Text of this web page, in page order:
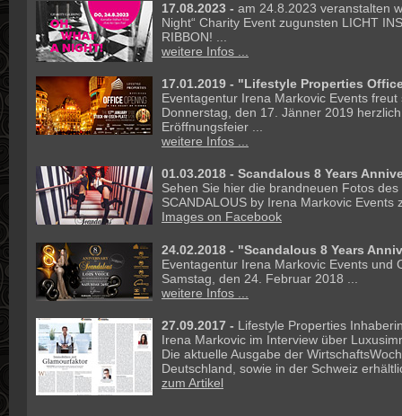
17.08.2023 - am 24.8.2023 veranstalten
Night“ Charity Event zugunsten LICHT
RIBBON! ...
weitere Infos ...
17.01.2019 - "Lifestyle Properties
Eventagentur Irena Markovic Events freut
Donnerstag, den 17. Jänner 2019
Eröffnungsfeier ...
weitere Infos ...
01.03.2018 - Scandalous 8 Years
Sehen Sie hier die brandneuen Fotos
SCANDALOUS by Irena Markovic Events
Images on Facebook
24.02.2018 - "Scandalous 8 Years
Eventagentur Irena Markovic Events und
Samstag, den 24. Februar 2018 ...
weitere Infos ...
27.09.2017 - Lifestyle Properties
Irena Markovic im Interview über
Die aktuelle Ausgabe der
Deutschland, sowie in der Schweiz
zum Artikel